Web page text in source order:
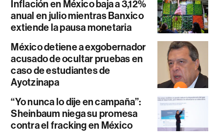
Inflación en México baja a 3,12%
anual en julio mientras Banxico
extiende la pausa monetaria
México detiene a exgobernador
acusado de ocultar pruebas en
caso de estudiantes de
Ayotzinapa
“Yo nunca lo dije en campaña”:
Sheinbaum niega su promesa
contra el fracking en México